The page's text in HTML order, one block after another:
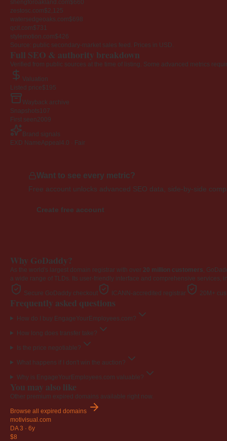
shengforoakland.com$660
zestosc.com$2,125
watersedgeoaks.com$698
qcit.com$731
stylemotion.com$426
Source: public secondary-market sales feed. Prices in USD.
Full SEO & authority breakdown
Verified from public sources at the time of listing. Some advanced metrics
Valuation
Listed price$195
Wayback archive
Snapshots 107
First seen2009
Brand signals
EXD NameAppeal4.0 · Fair
Want to see every metric?
Free account unlocks advanced SEO data, side-by-side
Create free account
Why GoDaddy?
As the world's largest domain registrar with over 20 million customers ,
a wide range of TLDs. Its user-friendly interface and comprehensive
Secure GoDaddy checkout ICANN-accredited registrar 20M+
Frequently asked questions
How do I buy EngageYourEmployees.com?
How long does transfer take?
Is the price negotiable?
What happens if I don't win the auction?
Why is EngageYourEmployees.com valuable?
You may also like
Other premium expired domains available right now.
Browse all expired domains
motivisual .com
DA 3 · 6y
$8